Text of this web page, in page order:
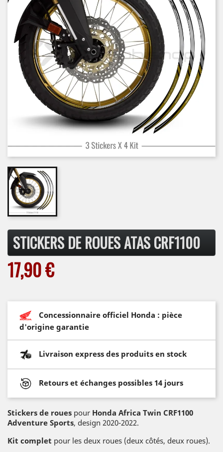
STICKERS DE ROUES ATAS CRF1100
17,90 €
Concessionnaire officiel Honda : pièce
d'origine garantie
Livraison express des produits en stock
Retours et échanges possibles 14 jours
Stickers de roues pour Honda Africa Twin CRF1100
Adventure Sports, design 2020-2022.
Kit complet pour les deux roues (deux côtés, deux roues).